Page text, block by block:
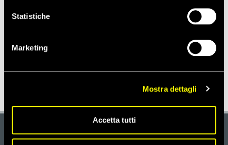
Statistiche
Marketing
Mostra dettagli
Accetta tutti
Notizie correlate per paese
IRAN
DONA